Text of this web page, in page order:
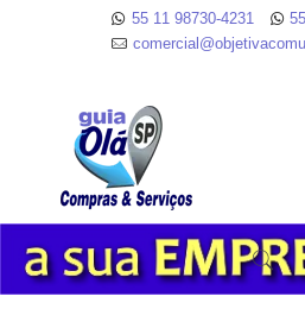
55 11 98730-4231